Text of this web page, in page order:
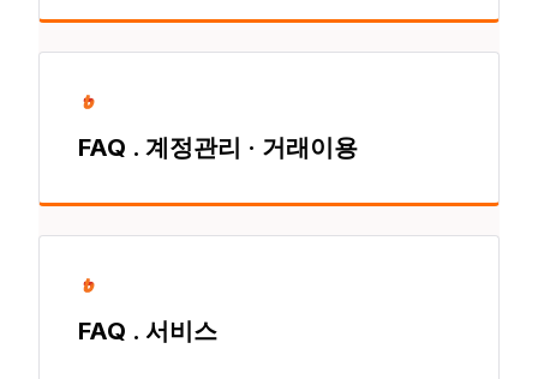
FAQ . 계정관리 · 거래이용
FAQ . 서비스